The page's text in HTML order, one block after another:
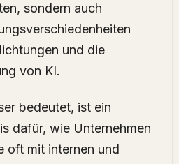
sondern auch
und die
von KI.
bedeutet, ist ein
dafür, wie Unternehmen
oft mit internen und